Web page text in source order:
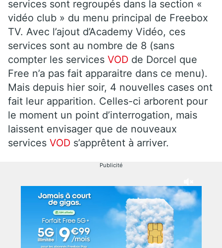
services sont regroupés dans la section «
vidéo club » du menu principal de Freebox
TV. Avec l’ajout d’Academy Vidéo, ces
services sont au nombre de 8 (sans
compter les services VOD de Dorcel que
Free n’a pas fait apparaitre dans ce menu).
Mais depuis hier soir, 4 nouvelles cases ont
fait leur apparition. Celles-ci arborent pour
le moment un point d’interrogation, mais
laissent envisager que de nouveaux
services VOD s’apprêtent à arriver.
Publicité